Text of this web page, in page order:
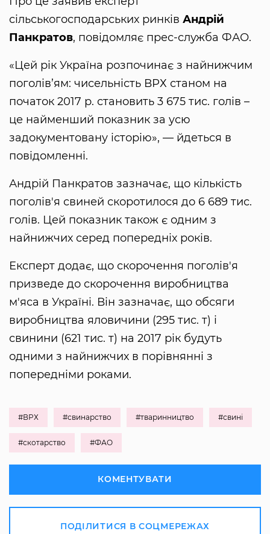
сільськогосподарських ринків Андрій
Панкратов, повідомляє прес-служба ФАО.
«Цей рік Україна розпочинає з найнижчим
поголів’ям: чисельність ВРХ станом на
початок 2017 р. становить 3 675 тис. голів –
це найменший показник за усю
задокументовану історію», — йдеться в
повідомленні.
Андрій Панкратов зазначає, що кількість
поголів'я свиней скоротилося до 6 689 тис.
голів. Цей показник також є одним з
найнижчих серед попередніх років.
Експерт додає, що скорочення поголів'я
призведе до скорочення виробництва
м'яса в Україні. Він зазначає, що обсяги
виробництва яловичини (295 тис. т) і
свинини (621 тис. т) на 2017 рік будуть
одними з найнижчих в порівнянні з
попередніми роками.
#ВРХ #свинарство #тваринництво #свині
#скотарство #ФАО
КОМЕНТУВАТИ
ПОДІЛИТИСЯ В СОЦМЕРЕЖАХ